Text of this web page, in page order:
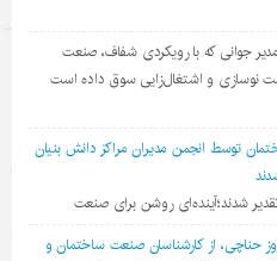
جوانی که با رویکردی شفاف، صنعت
نوسازی و اشتغال‌زایی سوق داده است
توسط انجمن مديران مراكز دانش بنيان
شدند؛آینده‌ای روشن برای صنعت
حناچی، از کارشناسان صنعت ساختمان و